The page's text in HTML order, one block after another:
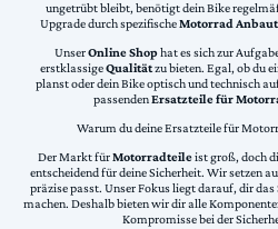
ungetrübt bleibt, benötigt dein Bike
Upgrade durch spezifischeMotorrad
UnserOnline Shophat es sich zur
erstklassigeQualitätzu bieten. Egal, ob du
planst oder dein Bike optisch und technisch
passendenErsatzteile für
Warum du deine Ersatzteile für
Der Markt fürMotorradteileist groß, doch
entscheidend für deine Sicherheit. Wir setzen
präzise passt. Unser Fokus liegt darauf, dir
machen. Deshalb bieten wir dir alle
Kompromisse bei der